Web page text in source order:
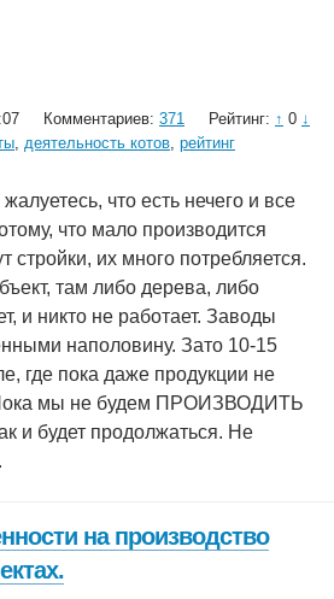
Комментариев: 371 Рейтинг: ↑ 0 ↓
, деятельность котов, рейтинг
что есть нечего и все
что мало производится
стройки, их много потребляется.
там либо дерева, либо
и никто не работает. Заводы
наполовину. Зато 10-15
где пока даже продукции не
мы не будем ПРОИЗВОДИТЬ
и будет продолжаться. Не
на производство